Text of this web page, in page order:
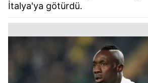
İtalya'ya götürdü.